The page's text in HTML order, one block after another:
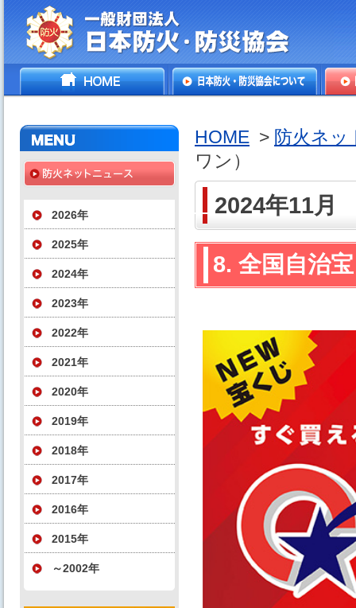
一般財団法人日本防火・防
HOME
2026年
2025年
2024年
2023年
2022年
2021年
2020年
2019年
2018年
2017年
2016年
2015年
～2002年
HOME > 防火ネッ
ワン）
2024年11月
8. 全国自治